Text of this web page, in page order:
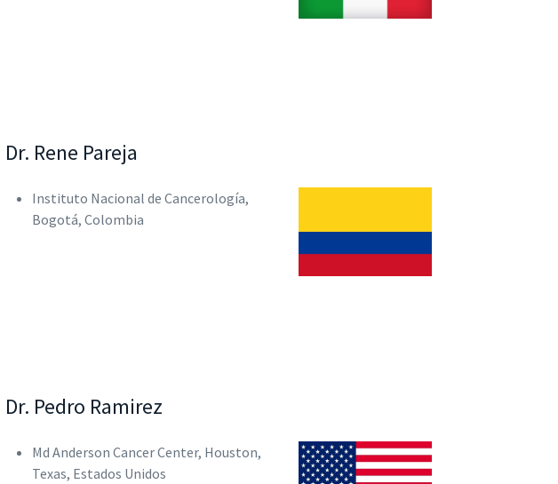
Dr. Rene Pareja
Instituto Nacional de Cancerología,
Bogotá, Colombia
Dr. Pedro Ramirez
Md Anderson Cancer Center, Houston,
Texas, Estados Unidos